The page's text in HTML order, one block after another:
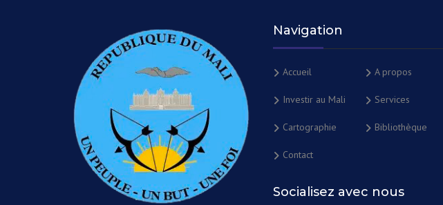
Navigation
Accueil A propos
Investir au Mali Services
Cartographie Bibliothèque
Contact
Socialisez avec nous